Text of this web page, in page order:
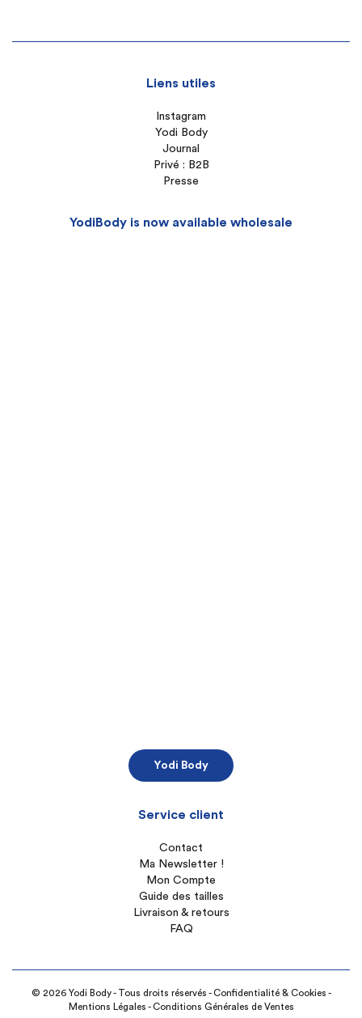
Liens utiles
Instagram
Yodi Body
Journal
Privé : B2B
Presse
YodiBody is now available wholesale
Yodi Body
Service client
Contact
Ma Newsletter !
Mon Compte
Guide des tailles
Livraison & retours
FAQ
© 2026 Yodi Body - Tous droits réservés -Confidentialité & Cookies -
Mentions Légales -Conditions Générales de Ventes